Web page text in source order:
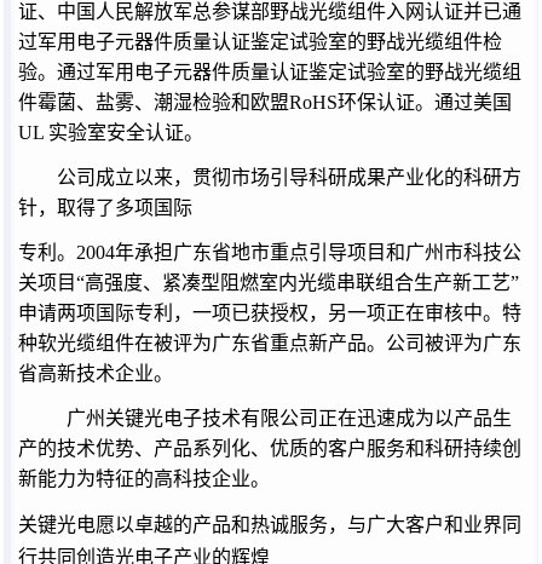
证、中国人民解放军总参谋部野战光缆组件入网认证并已通
过军用电子元器件质量认证鉴定试验室的野战光缆组件检
验。通过军用电子元器件质量认证鉴定试验室的野战光缆组
件霉菌、盐雾、潮湿检验和欧盟RoHS环保认证。通过美国
UL 实验室安全认证。
公司成立以来，贯彻市场引导科研成果产业化的科研方
针，取得了多项国际
专利。 2004年承担广东省地市重点引导项目和广州市科技公
关项目“高强度、紧凑型阻燃室内光缆串联组合生产新工艺”
申请两项国际专利，一项已获授权，另一项正在审核中。特
种软光缆组件在被评为广东省重点新产品。公司被评为广东
省高新技术企业。
广州关键光电子技术有限公司正在迅速成为以产品生
产的技术优势、产品系列化、优质的客户服务和科研持续创
新能力为特征的高科技企业。
关键光电愿以卓越的产品和热诚服务，与广大客户和业界同
行共同创造光电子产业的辉煌